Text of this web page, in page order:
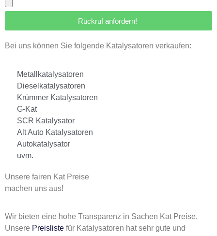
Rückruf anfordern!
Bei uns können Sie folgende Katalysatoren verkaufen:
Metallkatalysatoren
Dieselkatalysatoren
Krümmer Katalysatoren
G-Kat
SCR Katalysator
Alt Auto Katalysatoren
Autokatalysator
uvm.
Unsere fairen Kat Preise
machen uns aus!
Wir bieten eine hohe Transparenz in Sachen Kat Preise.
Unsere Preisliste für Katalysatoren hat sehr gute und